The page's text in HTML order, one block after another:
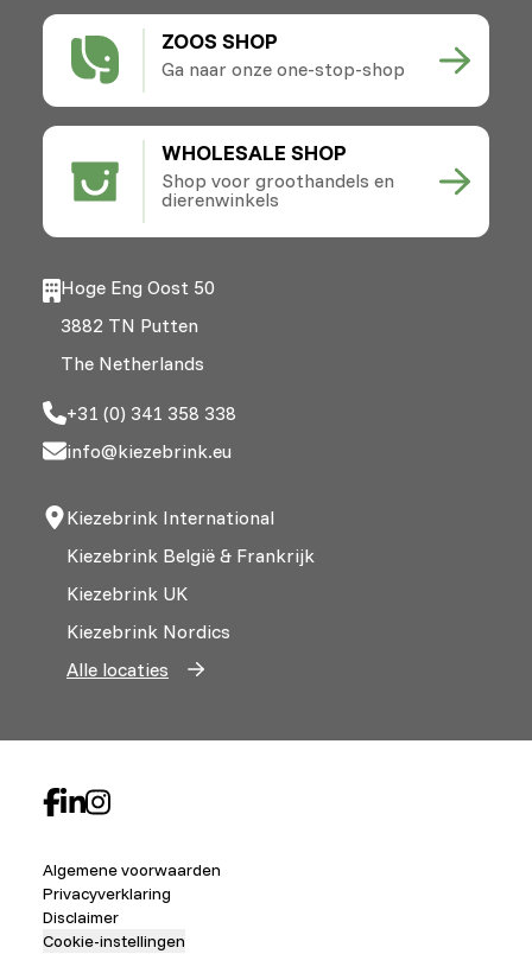
ZOOS SHOP
Ga naar onze one-stop-shop
WHOLESALE SHOP
Shop voor groothandels en
dierenwinkels
Hoge Eng Oost 50
3882 TN Putten
The Netherlands
+31 (0) 341 358 338
info@kiezebrink.eu
Kiezebrink International
Kiezebrink België & Frankrijk
Kiezebrink UK
Kiezebrink Nordics
Alle locaties
Algemene voorwaarden
Privacyverklaring
Disclaimer
Cookie-instellingen